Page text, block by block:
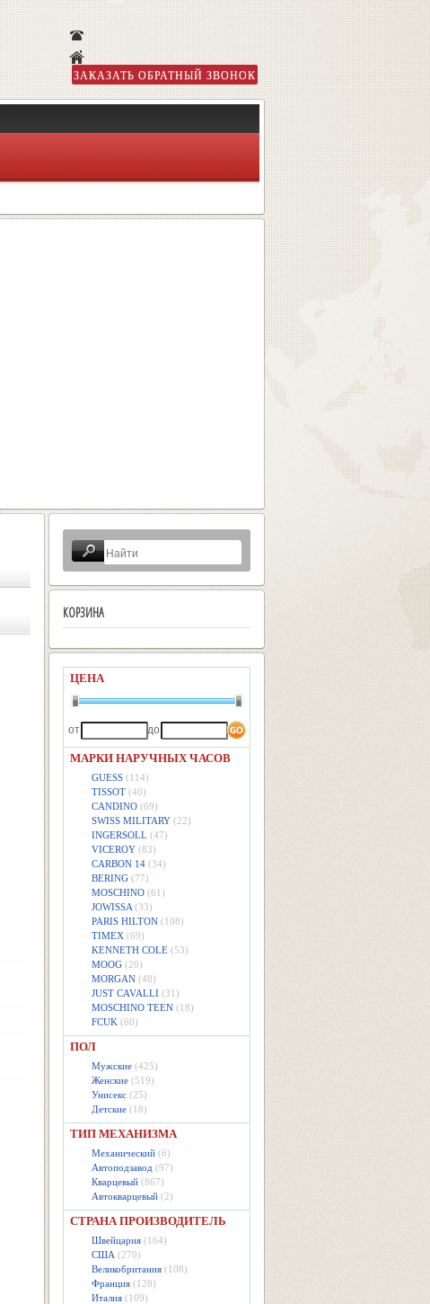
ЗАКАЗАТЬ ОБРАТНЫЙ ЗВОНОК
КОРЗИНА
ЦЕНА
от до
МАРКИ НАРУЧНЫХ ЧАСОВ
GUESS (114)
TISSOT (40)
CANDINO (69)
SWISS MILITARY (22)
INGERSOLL (47)
VICEROY (83)
CARBON 14 (34)
BERING (77)
MOSCHINO (61)
JOWISSA (33)
PARIS HILTON (108)
TIMEX (69)
KENNETH COLE (53)
MOOG (20)
MORGAN (48)
JUST CAVALLI (31)
MOSCHINO TEEN (18)
FCUK (60)
ПОЛ
Мужские (425)
Женские (519)
Унисекс (25)
Детские (18)
ТИП МЕХАНИЗМА
Механический (6)
Автоподзавод (97)
Кварцевый (867)
Автокварцевый (2)
СТРАНА ПРОИЗВОДИТЕЛЬ
Швейцария (164)
США (270)
Великобритания (108)
Франция (128)
Италия (109)